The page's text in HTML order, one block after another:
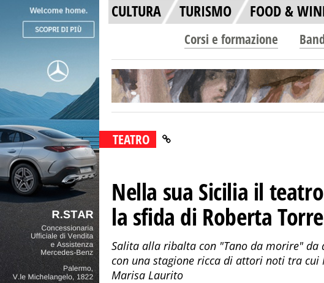
CULTURA TURISMO FOOD &
Corsi e formazione
TEATRO
Nella sua Sicilia il
la sfida di Roberta
Salita alla ribalta con "Tano da morire"
con una stagione ricca di attori noti tra cui
Marisa Laurito